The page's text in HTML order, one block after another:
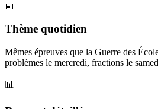
📅
Thème quotidien
Mêmes épreuves que la Guerre des
problèmes le mercredi, fractions le
📊